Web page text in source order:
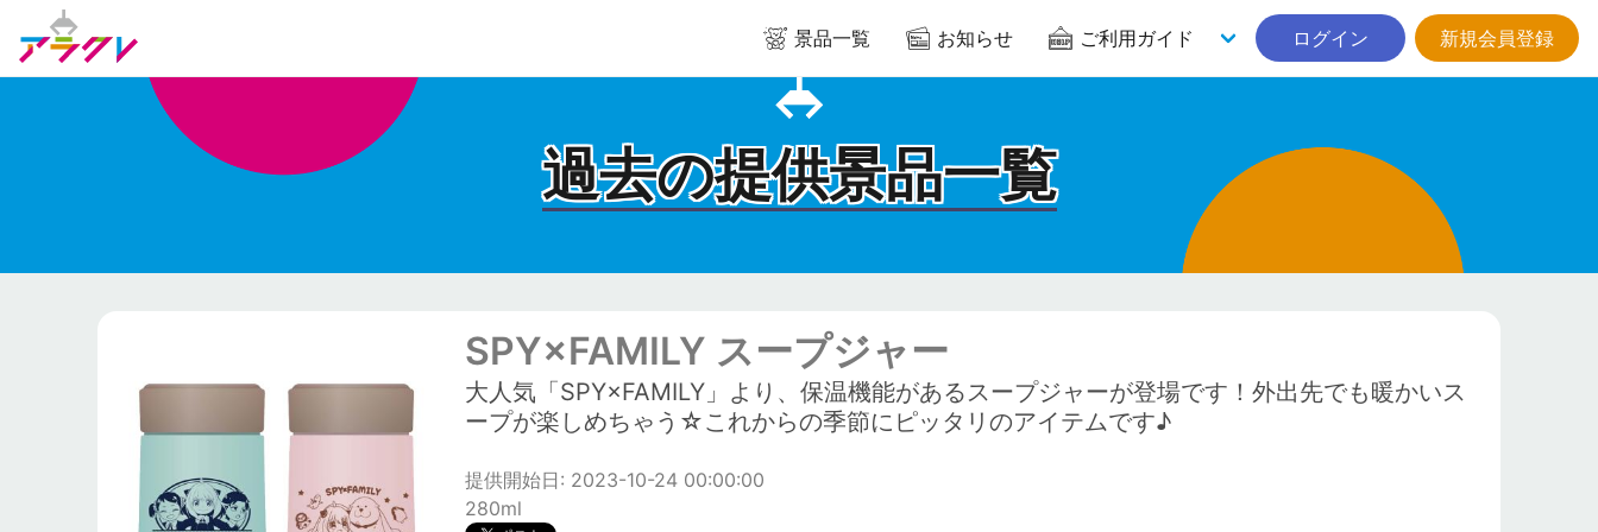
景品一覧 お知らせ ご利用ガイド ログイン 新規会員登録
過去の提供景品一覧
SPY×FAMILY スープジャー
大人気「SPY×FAMILY」より、保温機能があるスープジャーが登場です！外出先でも暖かいス
ープが楽しめちゃう☆これからの季節にピッタリのアイテムです♪
提供開始日: 2023-10-24 00:00:00
280ml